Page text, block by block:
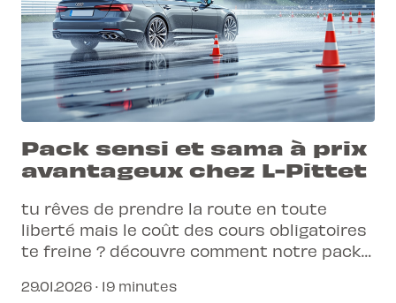
Pack sensi et sama à prix
avantageux chez L-Pittet
tu rêves de prendre la route en toute
liberté mais le coût des cours obligatoires
te freine ? découvre comment notre pack
permet de gagner du temps et de l'argent
29.01.2026 · 19 minutes